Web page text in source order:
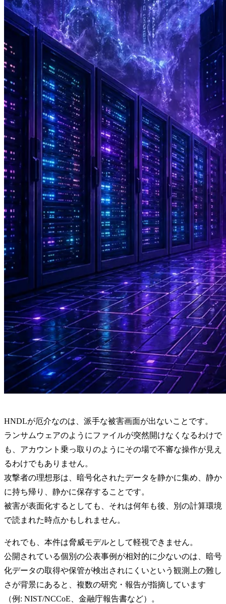
HNDLが厄介なのは、派手な被害画面が出ないことです。
ランサムウェアのようにファイルが突然開けなくなるわけで
も、アカウント乗っ取りのようにその場で不審な操作が見え
るわけでもありません。
攻撃者の理想形は、暗号化されたデータを静かに集め、静か
に持ち帰り、静かに保存することです。
被害が表面化するとしても、それは何年も後、別の計算環境
で読まれた時点かもしれません。
それでも、本件は脅威モデルとして軽視できません。
公開されている個別の公表事例が相対的に少ないのは、暗号
化データの取得や保管が検出されにくいという観測上の難し
さが背景にあると、複数の研究・報告が指摘しています
（例: NIST/NCCoE、金融庁報告書など）。